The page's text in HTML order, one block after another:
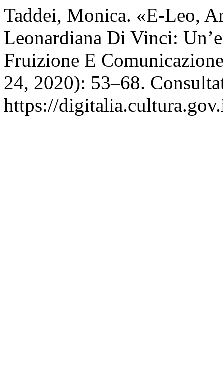
Taddei, Monica. «E-Leo,
Leonardiana Di Vinci:
Fruizione E
24, 2020): 53–68.
https://